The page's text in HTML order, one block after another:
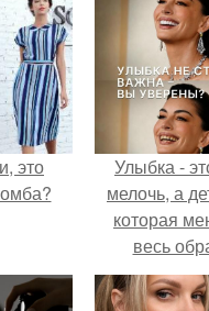
это
Улыбка -
мелочь, а
которая
весь